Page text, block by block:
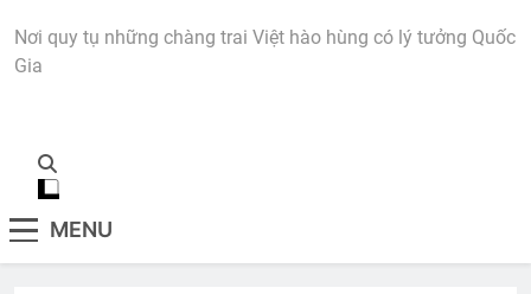
Nơi quy tụ những chàng trai Việt hào hùng có lý tưởng Quốc
Gia
MENU